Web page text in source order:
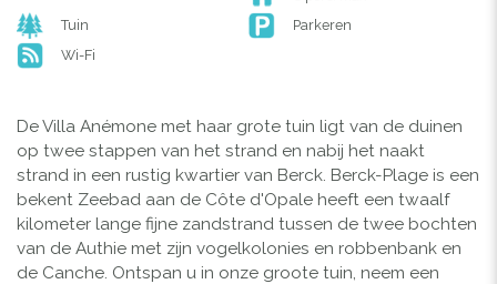
Tuin
Parkeren
Wi-Fi
De Villa Anémone met haar grote tuin ligt van de duinen
op twee stappen van het strand en nabij het naakt
strand in een rustig kwartier van Berck. Berck-Plage is een
bekent Zeebad aan de Côte d'Opale heeft een twaalf
kilometer lange fijne zandstrand tussen de twee bochten
van de Authie met zijn vogelkolonies en robbenbank en
de Canche. Ontspan u in onze groote tuin, neem een